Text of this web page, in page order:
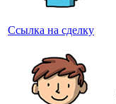
Ссылка на сделку